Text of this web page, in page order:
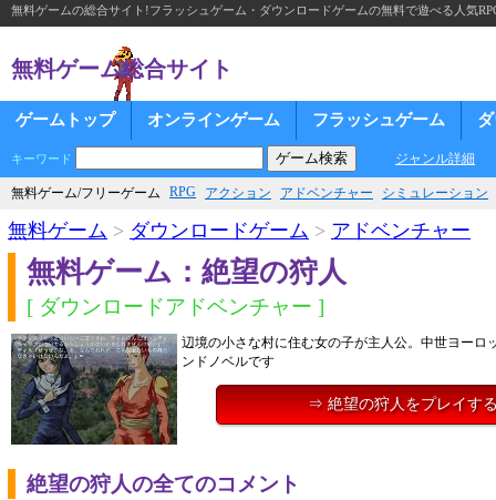
無料ゲームの総合サイト!フラッシュゲーム・ダウンロードゲームの無料で遊べる人気
無料ゲーム総合サイト
ゲームトップ オンラインゲーム フラッシュゲーム
キーワード ジャンル詳細
無料ゲーム/フリーゲーム RPG アクション アドベンチャー シミュレーション
無料ゲーム > ダウンロードゲーム > アドベンチャー
無料ゲーム：絶望の狩人
[ ダウンロードアドベンチャー ]
辺境の小さな村に住む女の子が主人公。中世ヨーロ
ンドノベルです
⇒ 絶望の狩人をプレイす
絶望の狩人の全てのコメント